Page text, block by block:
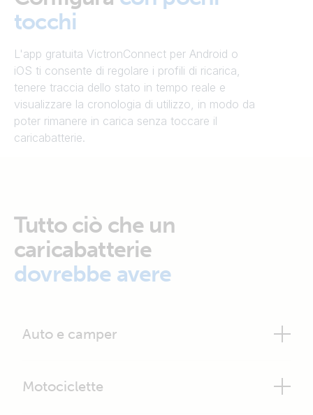
tocchi
L'app gratuita VictronConnect per Android o
iOS ti consente di regolare i profili di ricarica,
tenere traccia dello stato in tempo reale e
visualizzare la cronologia di utilizzo, in modo da
poter rimanere in carica senza toccare il
caricabatterie.
Tutto ciò che un
caricabatterie
dovrebbe avere
Auto e camper
Motociclette